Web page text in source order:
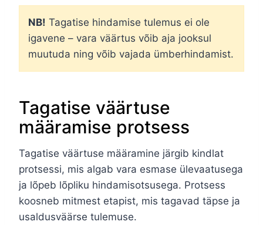
NB! Tagatise hindamise tulemus ei ole
igavene – vara väärtus võib aja jooksul
muutuda ning võib vajada ümberhindamist.
Tagatise väärtuse
määramise protsess
Tagatise väärtuse määramine järgib kindlat
protsessi, mis algab vara esmase ülevaatusega
ja lõpeb lõpliku hindamisotsusega. Protsess
koosneb mitmest etapist, mis tagavad täpse ja
usaldusväärse tulemuse.